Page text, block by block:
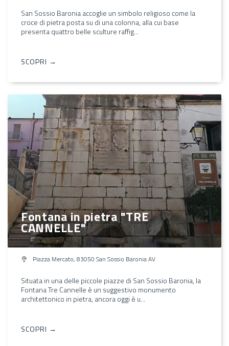
San Sossio Baronia accoglie un simbolo religioso come la
croce di pietra posta su di una colonna, alla cui base
presenta quattro belle sculture raffig...
SCOPRI →
Fontana in pietra "TRE
CANNELLE"
Piazza Mercato, 83050 San Sossio Baronia AV
Situata in una delle piccole piazze di San Sossio Baronia, la
Fontana Tre Cannelle è un suggestivo monumento
architettonico in pietra, ancora oggi è u...
SCOPRI →